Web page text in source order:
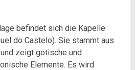
befindet sich die Kapelle
do Castelo). Sie stammt aus
zeigt gotische und
Elemente. Es wird